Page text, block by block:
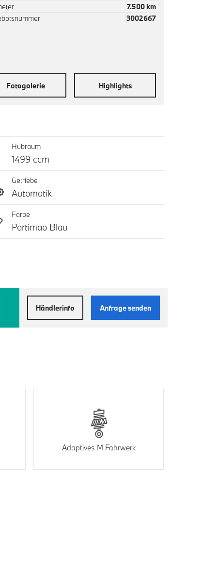
7.500 km
3002667
Fotogalerie Highlights
Hubraum
1499 ccm
Getriebe
Automatik
Farbe
Portimao Blau
Händlerinfo Anfrage senden
Adaptives M Fahrwerk